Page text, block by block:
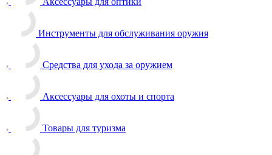
Инструменты для обслуживания оружия
Средства для ухода за оружием
Аксессуары для охоты и спорта
Товары для туризма